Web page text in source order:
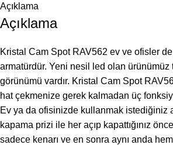
Açıklama
Açıklama
Kristal Cam Spot RAV562 ev ve ofisler
armatürdür. Yeni nesil led olan ürünümüz
görünümü vardır. Kristal Cam Spot
hat çekmenize gerek kalmadan üç
Ev ya da ofisinizde kullanmak istediğiniz
kapama prizi ile her açıp kapattığınız
sadece kenarı ve en sonra aynı anda